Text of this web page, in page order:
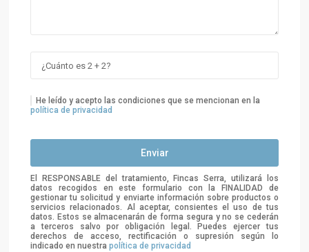
He leído y acepto las condiciones que se mencionan en la
política de privacidad
El RESPONSABLE del tratamiento, Fincas Serra, utilizará los
datos recogidos en este formulario con la FINALIDAD de
gestionar tu solicitud y enviarte información sobre productos o
servicios relacionados. Al aceptar, consientes el uso de tus
datos. Estos se almacenarán de forma segura y no se cederán
a terceros salvo por obligación legal. Puedes ejercer tus
derechos de acceso, rectificación o supresión según lo
indicado en nuestrapolítica de privacidad